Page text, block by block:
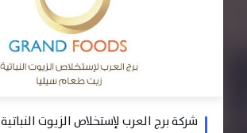
شركة برج العرب لإستخلاص الزيوت النباتية